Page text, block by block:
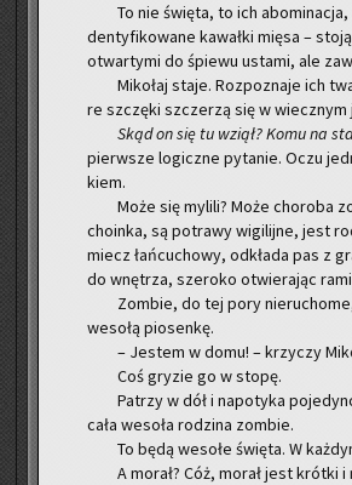
To nie świę­ta, to ich
den­ty­fi­ko­wa­ne ka­wał­ki mięsa –
otwar­ty­mi do śpie­wu usta­mi, ale
Mi­ko­łaj staje. Roz­po­zna­je ich
re szczę­ki szcze­rzą się w
Skąd on się tu wziął? Komu na
pierw­sze lo­gicz­ne py­ta­nie. Oczu
kiem.
Może się my­li­li? Może cho­ro­ba
cho­in­ka, są po­tra­wy wi­gi­lij­ne, jest
miecz łań­cu­cho­wy, od­kła­da pas z
do wnę­trza, sze­ro­ko otwie­ra­jąc
Zom­bie, do tej pory
we­so­łą pio­sen­kę.
– Je­stem w domu! – krzy­czy
Coś gry­zie go w stopę.
Pa­trzy w dół i na­po­ty­ka
cała we­so­ła ro­dzi­na zom­bie.
To będą we­so­łe świę­ta. W
A morał? Cóż, morał jest